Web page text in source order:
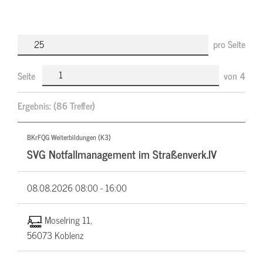
pro Seite
Seite von 4
Ergebnis:(86 Treffer)
BKrFQG Weiterbildungen (K3)
SVG Notfallmanagement im Straßenverk.IV
08.08.202608:00 - 16:00
Moselring 11,
56073 Koblenz